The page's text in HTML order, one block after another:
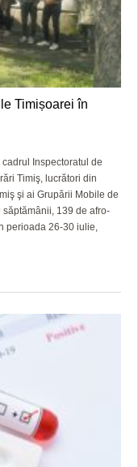
Timișoarei în
Inspectoratul de
Timiş, lucrători din
şi ai Grupării Mobile de
139 de afro-
perioada 26-30 iulie,